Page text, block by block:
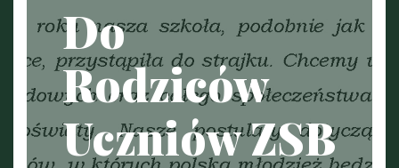
Do
Rodziców
Uczniów ZSB